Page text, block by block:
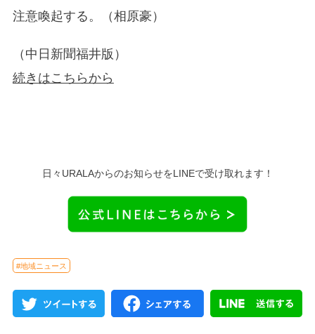
注意喚起する。（相原豪）
（中日新聞福井版）
続きはこちらから
日々URALAからのお知らせをLINEで受け取れます！
#地域ニュース